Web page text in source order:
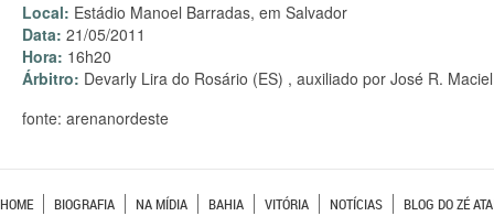
Local: Estádio Manoel Barradas, em Salvador
Data: 21/05/2011
Hora: 16h20
Árbitro: Devarly Lira do Rosário (ES) , auxiliado por José R.
fonte: arenanordeste
HOME BIOGRAFIA NA MÍDIA BAHIA VITÓRIA NOTÍCIAS BLOG DO ZÉ